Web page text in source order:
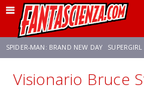
SPIDER-MAN: BRAND NEW DAY SUPERGIRL
FRANCO RICCIARDIELLO ZENDAYA STAR
Visionario Bruce